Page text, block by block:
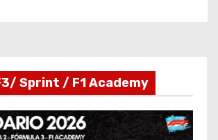
Sprint / F1 Academy